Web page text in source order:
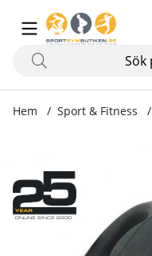
Hem Sport & Fitness